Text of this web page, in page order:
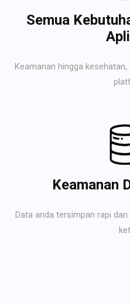
Semua
Keamanan hingga
Keamanan
Data anda tersimpan rapi